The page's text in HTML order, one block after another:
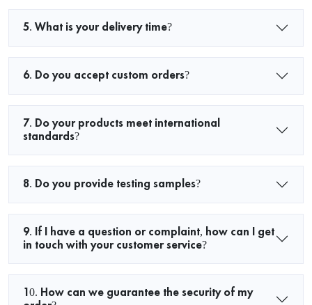
5. What is your delivery time?
6. Do you accept custom orders?
7. Do your products meet international
standards?
8. Do you provide testing samples?
9. If I have a question or complaint, how can I get
in touch with your customer service?
10. How can we guarantee the security of my